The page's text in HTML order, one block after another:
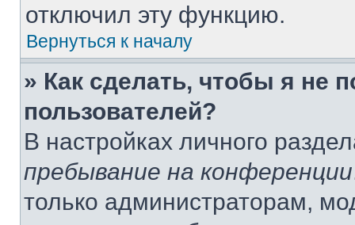
отключил эту функцию.
Вернуться к началу
» Как сделать, чтобы я не
пользователей?
В настройках личного
пребывание на конференции
только администраторам,